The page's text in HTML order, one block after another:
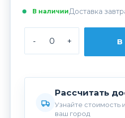
В наличииДоставка
- + В
Рассчитать
Узнайте стоимость
ваш город